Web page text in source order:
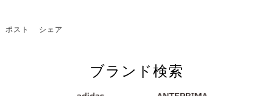
シェア
ポスト
ブランド検索